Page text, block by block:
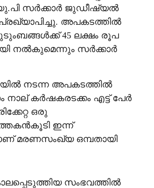
സര്‍ക്കാര്‍ ജുഡീഷ്യല്‍
അപകടത്തില്‍
45 ലക്ഷം രൂപ
നല്‍കുമെന്നും സര്‍ക്കാര്‍
നടന്ന അപകടത്തില്‍
നാല് കര്‍ഷകരടക്കം എട്ട് പേര്‍
ഒരു
ഇന്ന്
മരണസംഖ്യ ഒമ്പതായി
സംഭവത്തില്‍